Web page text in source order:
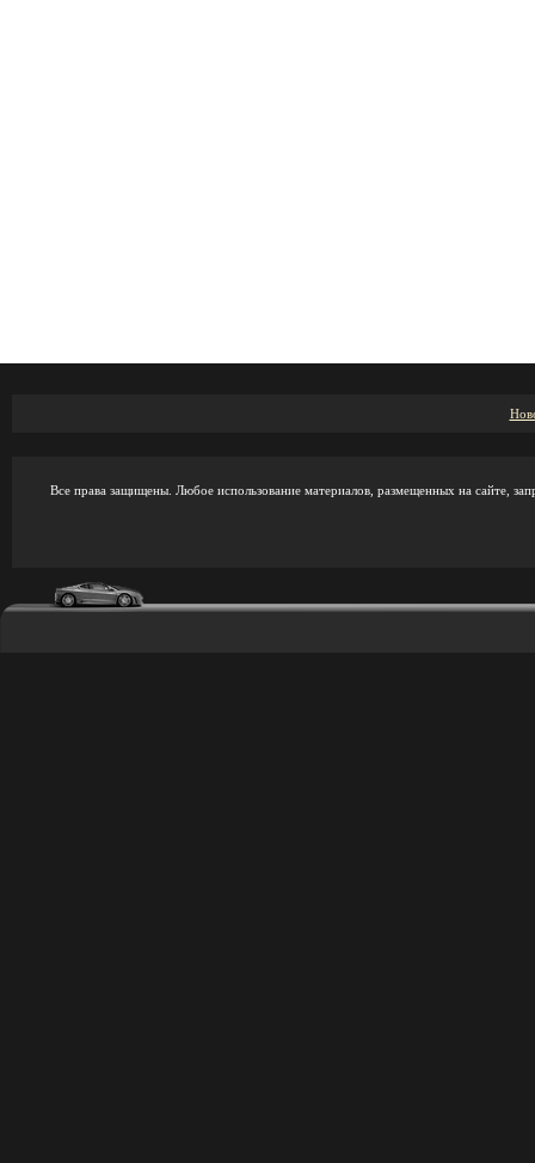
Все права защищены. Любое использование материалов, размещенных на сайте,